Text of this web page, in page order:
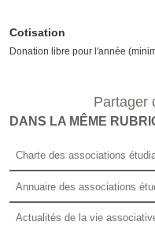
Cotisation
Donation libre pour l'année
Partager
DANS LA MÊME
Charte des associations
Annuaire des associations
Actualités de la vie